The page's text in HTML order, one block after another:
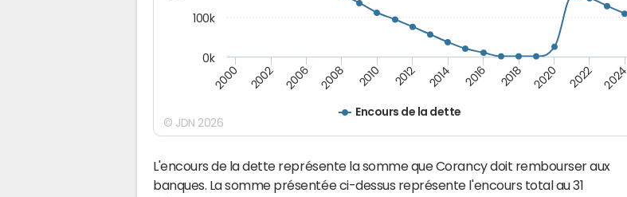
Encours de la dette
2000 2002 2006 2008 2010 2012 2014 2016 2018 2020 2022 2024
0k
100k
© JDN 2026
L'encours de la dette représente la somme que Corancy doit rembourser aux
banques. La somme présentée ci-dessus représente l'encours total au 31